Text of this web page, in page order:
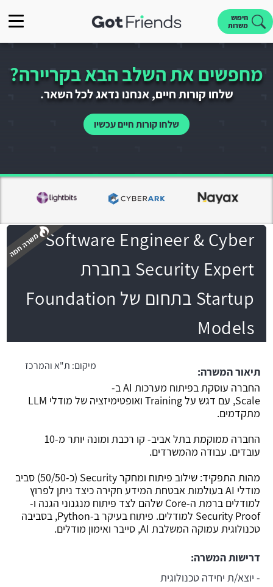
חיפוש
משרות
מחפשים את השלב הבא בקריירה?
שלחו קורות חיים, אנחנו נדאג לכל השאר.
שלחו קורות חיים עכשיו
Software Engineer & Cyber
Security Expert בחברת
Startup בתחום של Foundation
Models
משרה חמה
מיקום: ת"א והמרכז
תיאור המשרה:
החברה עוסקת בפיתוח מערכות AI ב-
Scale, עם דגש על Training ואופטימיזציה של מודלי LLM
מתקדמים.
החברה ממוקמת בתל אביב- קו רכבת ומונה יותר מ-10
עובדים. עבודה מהמשרדים.
מהות התפקיד: שילוב פיתוח ומחקר Security (כ-50/50) סביב
מודלי AI בעולמות אבטחת המידע חקירה כיצד ניתן לפרוץ
למודלים ברמת ה-Core שלהם לצד פיתוח מנגנוני הגנה ו-
Security Proof למודלים. פיתוח בעיקר ב-Python, בסביבה
טכנולוגית עמוקה המשלבת AI, סייבר ואימון מודלים.
דרישות המשרה:
- יוצא/ת יחידה טכנולוגית